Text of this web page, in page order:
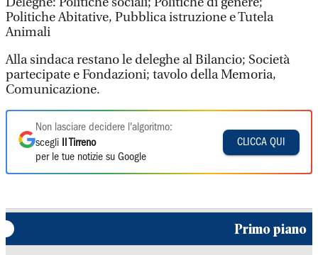
Politiche Abitative, Pubblica istruzione e Tutela
Animali
Alla sindaca restano le deleghe al Bilancio; Società
partecipate e Fondazioni; tavolo della Memoria,
Comunicazione.
Non lasciare decidere l'algoritmo:
scegli
Il Tirreno
per le tue notizie su Google
CLICCA QUI
Primo piano